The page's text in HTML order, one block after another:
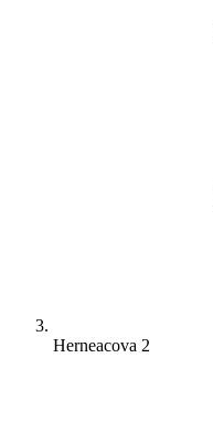
Herneacova 2